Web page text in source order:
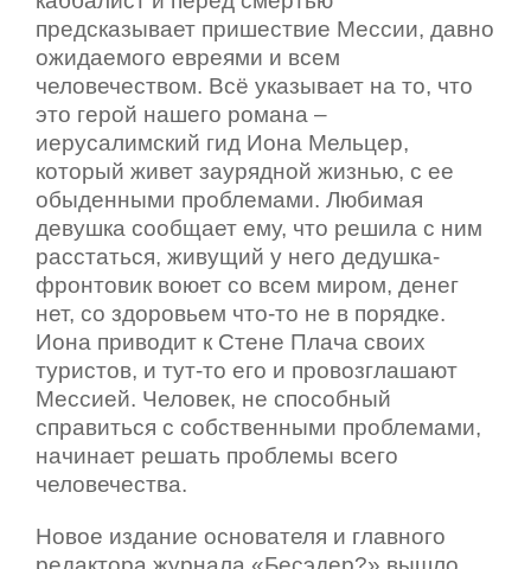
предсказывает пришествие Мессии, давно
ожидаемого евреями и всем
человечеством. Всё указывает на то, что
это герой нашего романа –
иерусалимский гид Иона Мельцер,
который живет заурядной жизнью, с ее
обыденными проблемами. Любимая
девушка сообщает ему, что решила с ним
расстаться, живущий у него дедушка-
фронтовик воюет со всем миром, денег
нет, со здоровьем что-то не в порядке.
Иона приводит к Стене Плача своих
туристов, и тут-то его и провозглашают
Мессией. Человек, не способный
справиться с собственными проблемами,
начинает решать проблемы всего
человечества.
Новое издание основателя и главного